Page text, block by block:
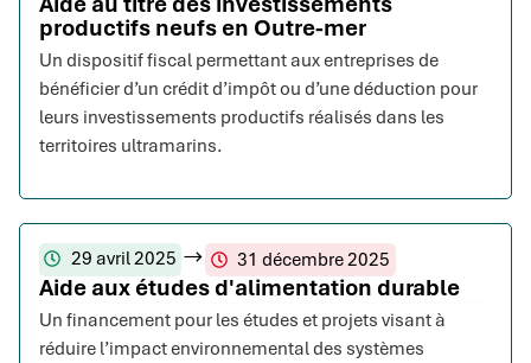
productifs neufs en Outre-mer
Un dispositif fiscal permettant aux entreprises de
bénéficier d’un crédit d’impôt ou d’une déduction pour
leurs investissements productifs réalisés dans les
territoires ultramarins.
29 avril 2025 31 décembre 2025
Aide aux études d'alimentation durable
Un financement pour les études et projets visant à
réduire l’impact environnemental des systèmes